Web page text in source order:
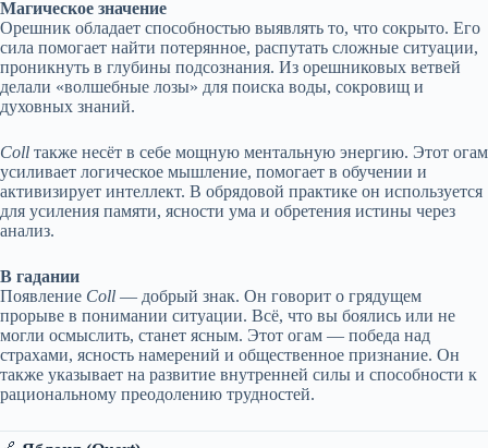
Магическое значение
Орешник обладает способностью выявлять то, что сокрыто. Его
сила помогает найти потерянное, распутать сложные ситуации,
проникнуть в глубины подсознания. Из орешниковых ветвей
делали «волшебные лозы» для поиска воды, сокровищ и
духовных знаний.
Coll также несёт в себе мощную ментальную энергию. Этот огам
усиливает логическое мышление, помогает в обучении и
активизирует интеллект. В обрядовой практике он используется
для усиления памяти, ясности ума и обретения истины через
анализ.
В гадании
Появление Coll — добрый знак. Он говорит о грядущем
прорыве в понимании ситуации. Всё, что вы боялись или не
могли осмыслить, станет ясным. Этот огам — победа над
страхами, ясность намерений и общественное признание. Он
также указывает на развитие внутренней силы и способности к
рациональному преодолению трудностей.